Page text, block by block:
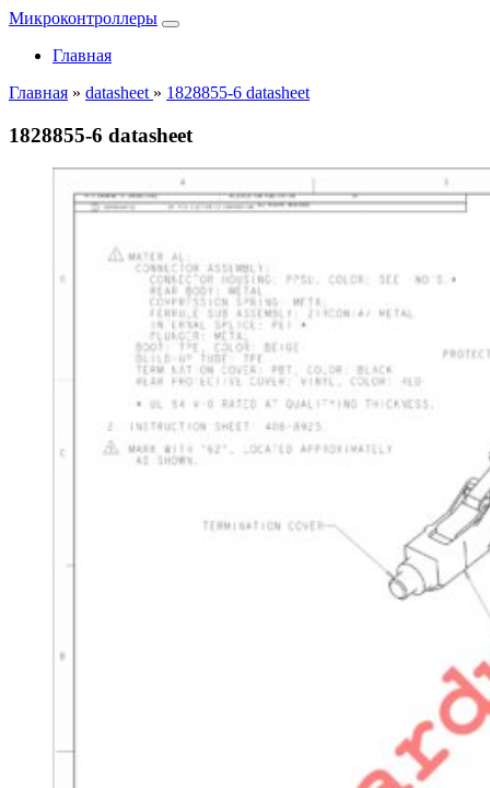
Микроконтроллеры
Главная
Главная » datasheet » 1828855-6 datasheet
1828855-6 datasheet